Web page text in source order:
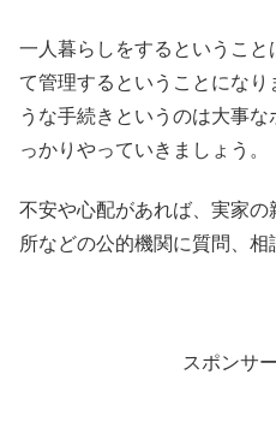
一人暮らしをするというこ
て管理するということにな
うな手続きというのは大事
っかりやっていきましょう。
不安や心配があれば、実家
所などの公的機関に質問、相
スポンサ